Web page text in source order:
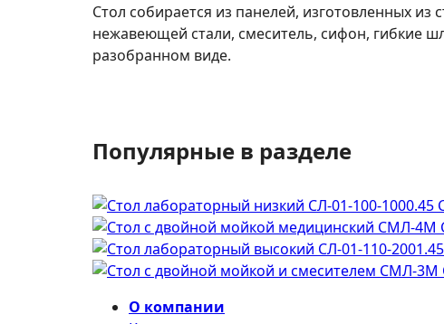
Стол собирается из панелей, изготовленных
нежавеющей стали, смеситель, сифон, гибкие
разобранном виде.
Популярные в разделе
О компании